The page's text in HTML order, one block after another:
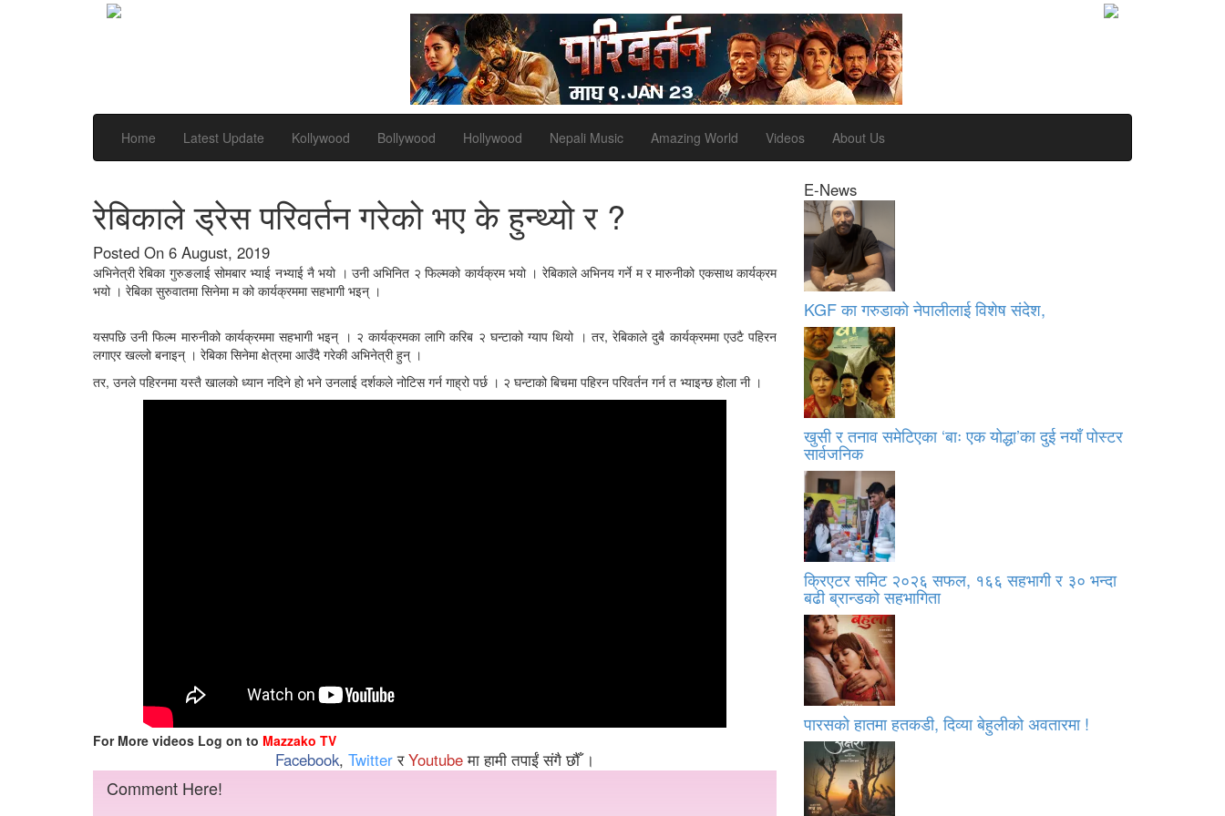
Home Latest Update Kollywood Bollywood Hollywood Nepali Music Amazing World Videos About Us
रेबिकाले ड्रेस परिवर्तन गरेको भए के हुन्थ्यो र ?
Posted On 6 August, 2019
अभिनेत्री रेबिका गुरुङलाई सोमबार भ्याई नभ्याई नै भयो । उनी अभिनित २ फिल्मको कार्यक्रम भयो । रेबिकाले अभिनय गर्ने म र मारुनीको एकसाथ कार्यक्रम
भयो । रेबिका सुरुवातमा सिनेमा म को कार्यक्रममा सहभागी भइन् ।
यसपछि उनी फिल्म मारुनीको कार्यक्रममा सहभागी भइन् । २ कार्यक्रमका लागि करिब २ घन्टाको ग्याप थियो । तर, रेबिकाले दुबै कार्यक्रममा एउटै पहिरन
लगाएर खल्लो बनाइन् । रेबिका सिनेमा क्षेत्रमा आउँदै गरेकी अभिनेत्री हुन् ।
तर, उनले पहिरनमा यस्तै खालको ध्यान नदिने हो भने उनलाई दर्शकले नोटिस गर्न गाह्रो पर्छ । २ घन्टाको बिचमा पहिरन परिवर्तन गर्न त भ्याइन्छ होला नी ।
For More videos Log on to Mazzako TV
Facebook, TwitterरYoutubeमा हामी तपाईं संगै छौँ ।
Comment Here!
E-News
KGF का गरुडाको नेपालीलाई विशेष संदेश,
खुसी र तनाव समेटिएका ‘बाः एक योद्धा’का दुई नयाँ पोस्टर
सार्वजनिक
क्रिएटर समिट २०२६ सफल, १६६ सहभागी र ३० भन्दा
बढी ब्रान्डको सहभागिता
पारसको हातमा हतकडी, दिव्या बेहुलीको अवतारमा !